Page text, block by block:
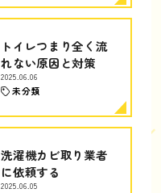
トイレつまり全く流
れない原因と対策
2025.06.06
未分類
洗濯機カビ取り業者
に依頼する
2025.06.05